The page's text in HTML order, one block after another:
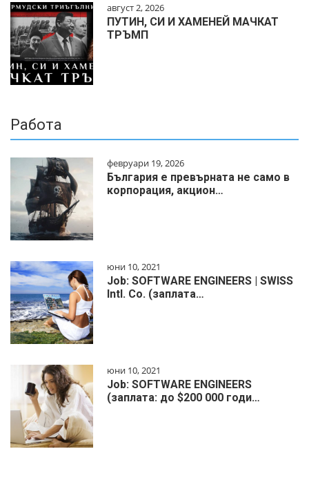
август 2, 2026
ПУТИН, СИ И ХАМЕНЕЙ МАЧКАТ
ТРЪМП
Работа
февруари 19, 2026
България е превърната не само в
корпорация, акцион…
юни 10, 2021
Job: SOFTWARE ENGINEERS | SWISS
Intl. Co. (заплата…
юни 10, 2021
Job: SOFTWARE ENGINEERS
(заплата: до $200 000 годи…